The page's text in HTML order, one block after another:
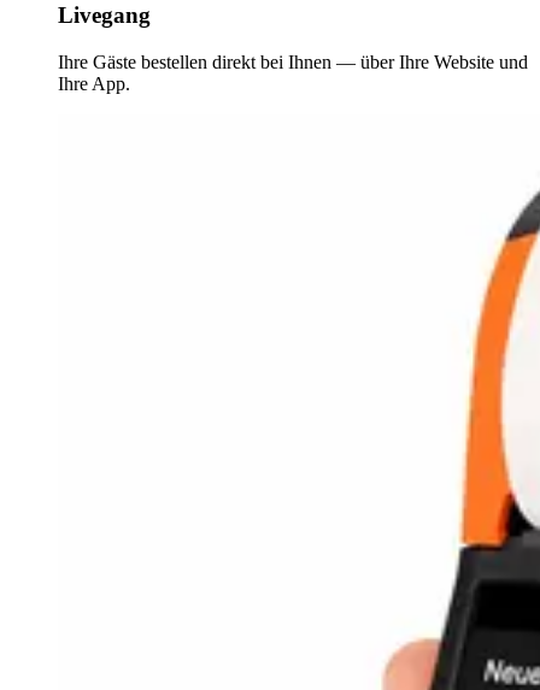
Livegang
Ihre Gäste bestellen direkt bei Ihnen — über Ihre Website und
Ihre App.